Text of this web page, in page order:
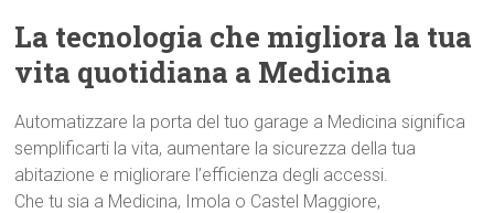
La tecnologia che migliora la tua
vita quotidiana a Medicina
Automatizzare la porta del tuo garage a Medicina significa
semplificarti la vita, aumentare la sicurezza della tua
abitazione e migliorare l’efficienza degli accessi.
Che tu sia a Medicina, Imola o Castel Maggiore,